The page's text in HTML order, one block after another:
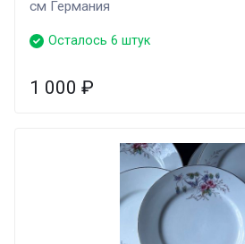
см Германия
Осталось 6 штук
1 000 ₽